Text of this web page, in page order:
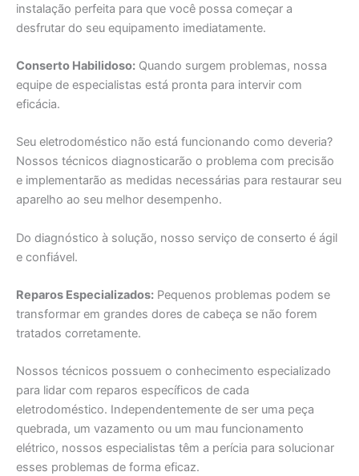
instalação perfeita para que você possa começar a
desfrutar do seu equipamento imediatamente.
Conserto Habilidoso: Quando surgem problemas, nossa
equipe de especialistas está pronta para intervir com
eficácia.
Seu eletrodoméstico não está funcionando como deveria?
Nossos técnicos diagnosticarão o problema com precisão
e implementarão as medidas necessárias para restaurar seu
aparelho ao seu melhor desempenho.
Do diagnóstico à solução, nosso serviço de conserto é ágil
e confiável.
Reparos Especializados: Pequenos problemas podem se
transformar em grandes dores de cabeça se não forem
tratados corretamente.
Nossos técnicos possuem o conhecimento especializado
para lidar com reparos específicos de cada
eletrodoméstico. Independentemente de ser uma peça
quebrada, um vazamento ou um mau funcionamento
elétrico, nossos especialistas têm a perícia para solucionar
esses problemas de forma eficaz.